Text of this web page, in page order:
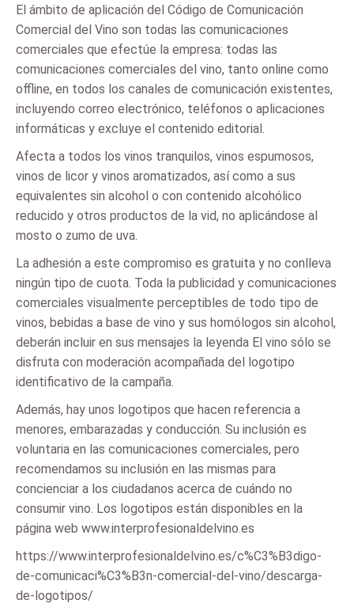
El ámbito de aplicación del Código de Comunicación
Comercial del Vino son todas las comunicaciones
comerciales que efectúe la empresa: todas las
comunicaciones comerciales del vino, tanto online como
offline, en todos los canales de comunicación existentes,
incluyendo correo electrónico, teléfonos o aplicaciones
informáticas y excluye el contenido editorial.
Afecta a todos los vinos tranquilos, vinos espumosos,
vinos de licor y vinos aromatizados, así como a sus
equivalentes sin alcohol o con contenido alcohólico
reducido y otros productos de la vid, no aplicándose al
mosto o zumo de uva.
La adhesión a este compromiso es gratuita y no conlleva
ningún tipo de cuota. Toda la publicidad y comunicaciones
comerciales visualmente perceptibles de todo tipo de
vinos, bebidas a base de vino y sus homólogos sin alcohol,
deberán incluir en sus mensajes la leyenda El vino sólo se
disfruta con moderación acompañada del logotipo
identificativo de la campaña.
Además, hay unos logotipos que hacen referencia a
menores, embarazadas y conducción. Su inclusión es
voluntaria en las comunicaciones comerciales, pero
recomendamos su inclusión en las mismas para
concienciar a los ciudadanos acerca de cuándo no
consumir vino. Los logotipos están disponibles en la
página web www.interprofesionaldelvino.es
https://www.interprofesionaldelvino.es/c%C3%B3digo-
de-comunicaci%C3%B3n-comercial-del-vino/descarga-
de-logotipos/